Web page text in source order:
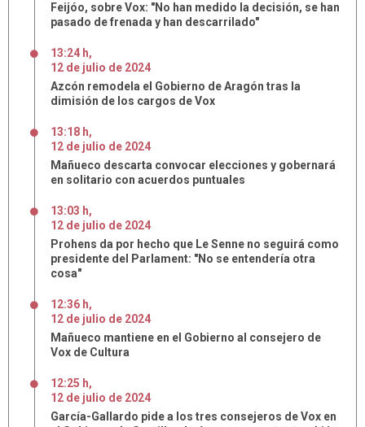
Feijóo, sobre Vox: "No han medido la decisión, se han
pasado de frenada y han descarrilado"
13:24 h,
12 de julio de 2024
Azcón remodela el Gobierno de Aragón tras la
dimisión de los cargos de Vox
13:18 h,
12 de julio de 2024
Mañueco descarta convocar elecciones y gobernará
en solitario con acuerdos puntuales
13:03 h,
12 de julio de 2024
Prohens da por hecho que Le Senne no seguirá como
presidente del Parlament: "No se entendería otra
cosa"
12:36 h,
12 de julio de 2024
Mañueco mantiene en el Gobierno al consejero de
Vox de Cultura
12:25 h,
12 de julio de 2024
García-Gallardo pide a los tres consejeros de Vox en